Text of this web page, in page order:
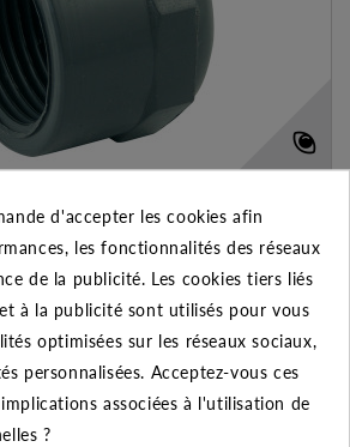
FEMELLE PVC À VISSER 1"1/2
1.75 €
PANIER VOIR LE PRODUIT
Expédié sous 48-72h
Ajouter au comparateur
d'accepter les cookies afin
les fonctionnalités des réseaux
de la publicité. Les cookies tiers liés
à la publicité sont utilisés pour vous
optimisées sur les réseaux sociaux,
personnalisées. Acceptez-vous ces
associées à l'utilisation de
?